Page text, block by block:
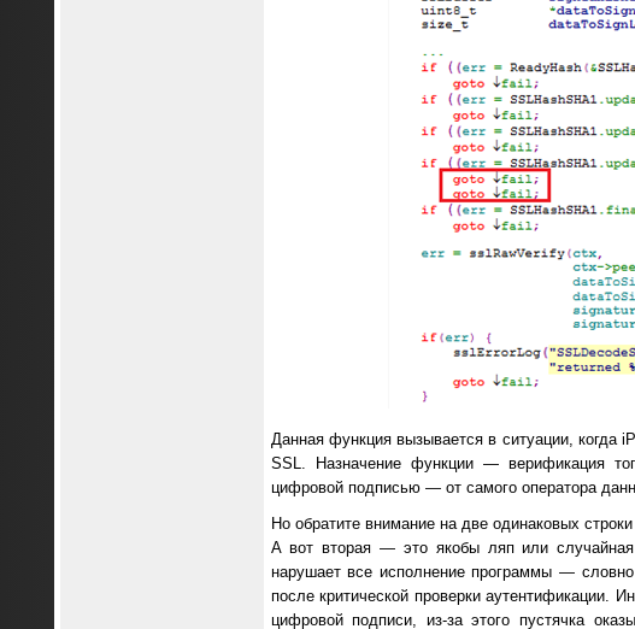
Данная функция вызывается в ситуации, когда
SSL. Назначение функции — верификация
цифровой подписью — от самого оператора
Но обратите внимание на две одинаковых
А вот вторая — это якобы ляп или случайная
нарушает все исполнение программы —
после критической проверки аутентификации.
цифровой подписи, из-за этого пустячка